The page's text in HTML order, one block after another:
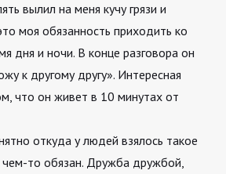
вылил на меня кучу грязи и
моя обязанность приходить ко
дня и ночи. В конце разговора он
к другому другу». Интересная
что он живет в 10 минутах от
откуда у людей взялось такое
то обязан. Дружба дружбой,